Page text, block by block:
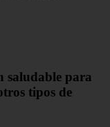
saludable para
tipos de